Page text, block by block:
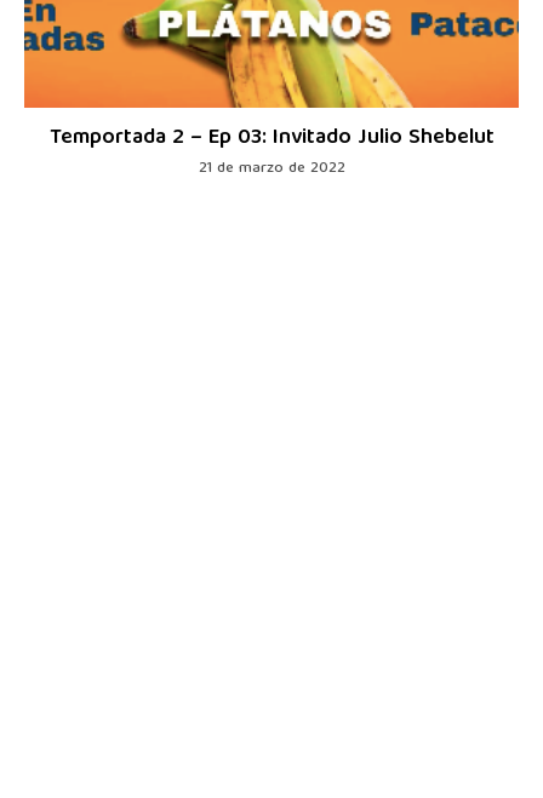
Temportada 2 – Ep 03: Invitado Julio Shebelut
21 de marzo de 2022